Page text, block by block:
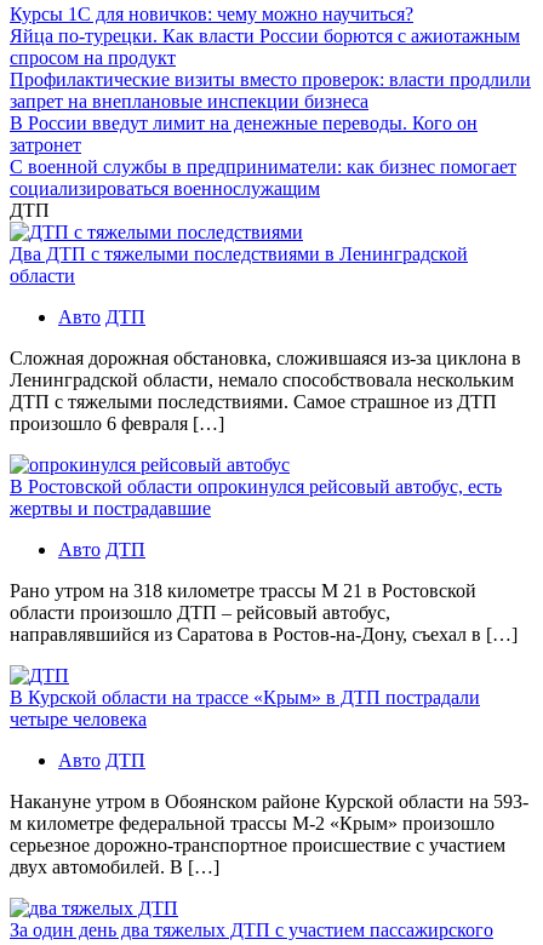
Курсы 1С для новичков: чему можно научиться?
Яйца по-турецки. Как власти России борются с ажиотажным
спросом на продукт
Профилактические визиты вместо проверок: власти продлили
запрет на внеплановые инспекции бизнеса
В России введут лимит на денежные переводы. Кого он
затронет
С военной службы в предприниматели: как бизнес помогает
социализироваться военнослужащим
ДТП
Два ДТП с тяжелыми последствиями в Ленинградской
области
Авто ДТП
Сложная дорожная обстановка, сложившаяся из-за циклона в
Ленинградской области, немало способствовала нескольким
ДТП с тяжелыми последствиями. Самое страшное из ДТП
произошло 6 февраля […]
В Ростовской области опрокинулся рейсовый автобус, есть
жертвы и пострадавшие
Авто ДТП
Рано утром на 318 километре трассы М 21 в Ростовской
области произошло ДТП – рейсовый автобус,
направлявшийся из Саратова в Ростов-на-Дону, съехал в […]
В Курской области на трассе «Крым» в ДТП пострадали
четыре человека
Авто ДТП
Накануне утром в Обоянском районе Курской области на 593-
м километре федеральной трассы М-2 «Крым» произошло
серьезное дорожно-транспортное происшествие с участием
двух автомобилей. В […]
За один день два тяжелых ДТП с участием пассажирского